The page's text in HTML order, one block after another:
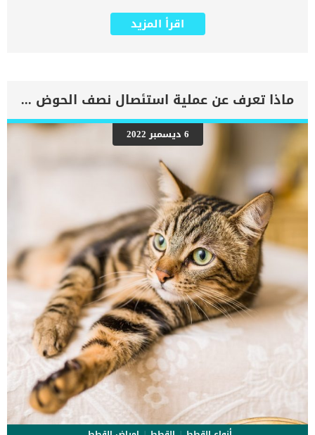
يتم تطبيق هذا الإجراء الطبي فى وقت مبكر من حياة الكلب. اقرأ ايضا: ما
هى انابيب التغذية للكلاب كما يتم تطبيقه على يد متخصص بيطرى وفى
حان الوقت الى ان تتوقف. إجراءات غسيل تجويف البطن عند الكلاب يسير
الطبيب البيطري على بعض الاجراءات لإنجاز مهمة تنظيف البطن كما يلى:
بمجرد ان تبدأ علامات الوجع والألم تظهر على كلبك توجه به فورا الى
الطبيب البيطرى.سيقوم الطبيب البيطري بعد ذلك بإجراء فحص جسدي
عام للكلبيحتاج هذا الاجراء الى وضع الكلب تحت التخدير الكلىبناء على ذلك
سيتطلب من الطبيب البيطرى عمل تحاليل الدم والبول للتأكد من قدرة
الكلب الصحية على تحمل التخدير الكلى. اقرأ ايضا: مخاطر تخدير القطط
والكلاب في العمليات الجراحيةسيتم تخدير الكلب وريدياكما يتم إجراء شق
عمودي للجلد بمقدار ثلث المسافة من السرة […]
اقرأ المزيد
ماذا تعرف عن عملية استئصال نصف الحوض للقطط ؟
6 ديسمبر 2022